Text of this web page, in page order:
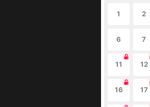
1 2
6 7
11 12
16 17